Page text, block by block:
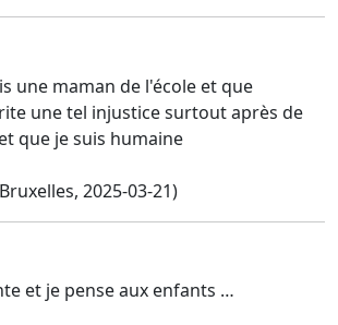
une maman de l'école et que
une tel injustice surtout après de
que je suis humaine
2025-03-21)
et je pense aux enfants …